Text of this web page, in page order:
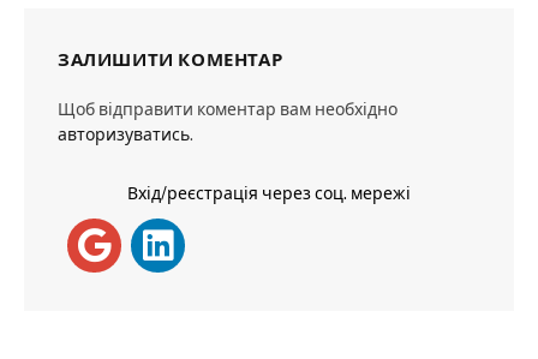
ЗАЛИШИТИ КОМЕНТАР
Щоб відправити коментар вам необхідно
авторизуватись.
Вхід/реєстрація через соц. мережі